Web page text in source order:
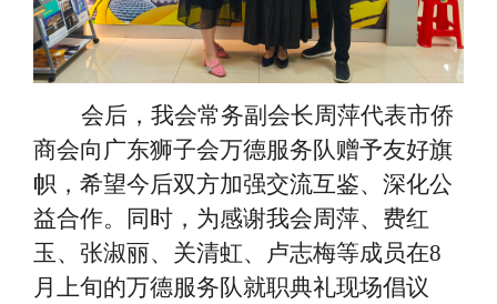
会后，我会常务副会长周萍代表市侨
商会向广东狮子会万德服务队赠予友好旗
帜，希望今后双方加强交流互鉴、深化公
益合作。同时，为感谢我会周萍、费红
玉、张淑丽、关清虹、卢志梅等成员在8
月上旬的万德服务队就职典礼现场倡议